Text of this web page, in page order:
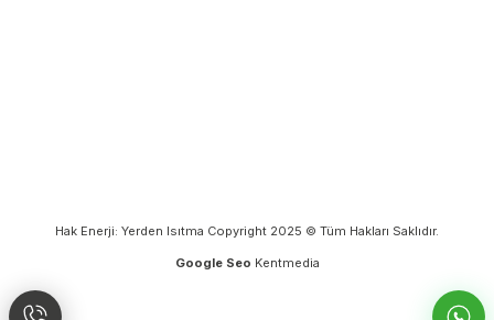
Hak Enerji: Yerden Isıtma Copyright 2025 © Tüm Hakları Saklıdır.
Google Seo Kentmedia